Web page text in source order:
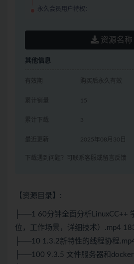
永久会员用户特权：
资源名称
其他信息
有效期 购买后永久有效
累计销量 15
累计下载 3
最近更新 2025年08月30日
下载遇到问题？可联系客服或留言反馈
【资源目录】:
├──1 60分钟全面分析LinuxCC++
位，工作场景，详细技术）.mp4
├──10 1.3.2新特性的线程协程
├──100 9.3.5 文件服务器和